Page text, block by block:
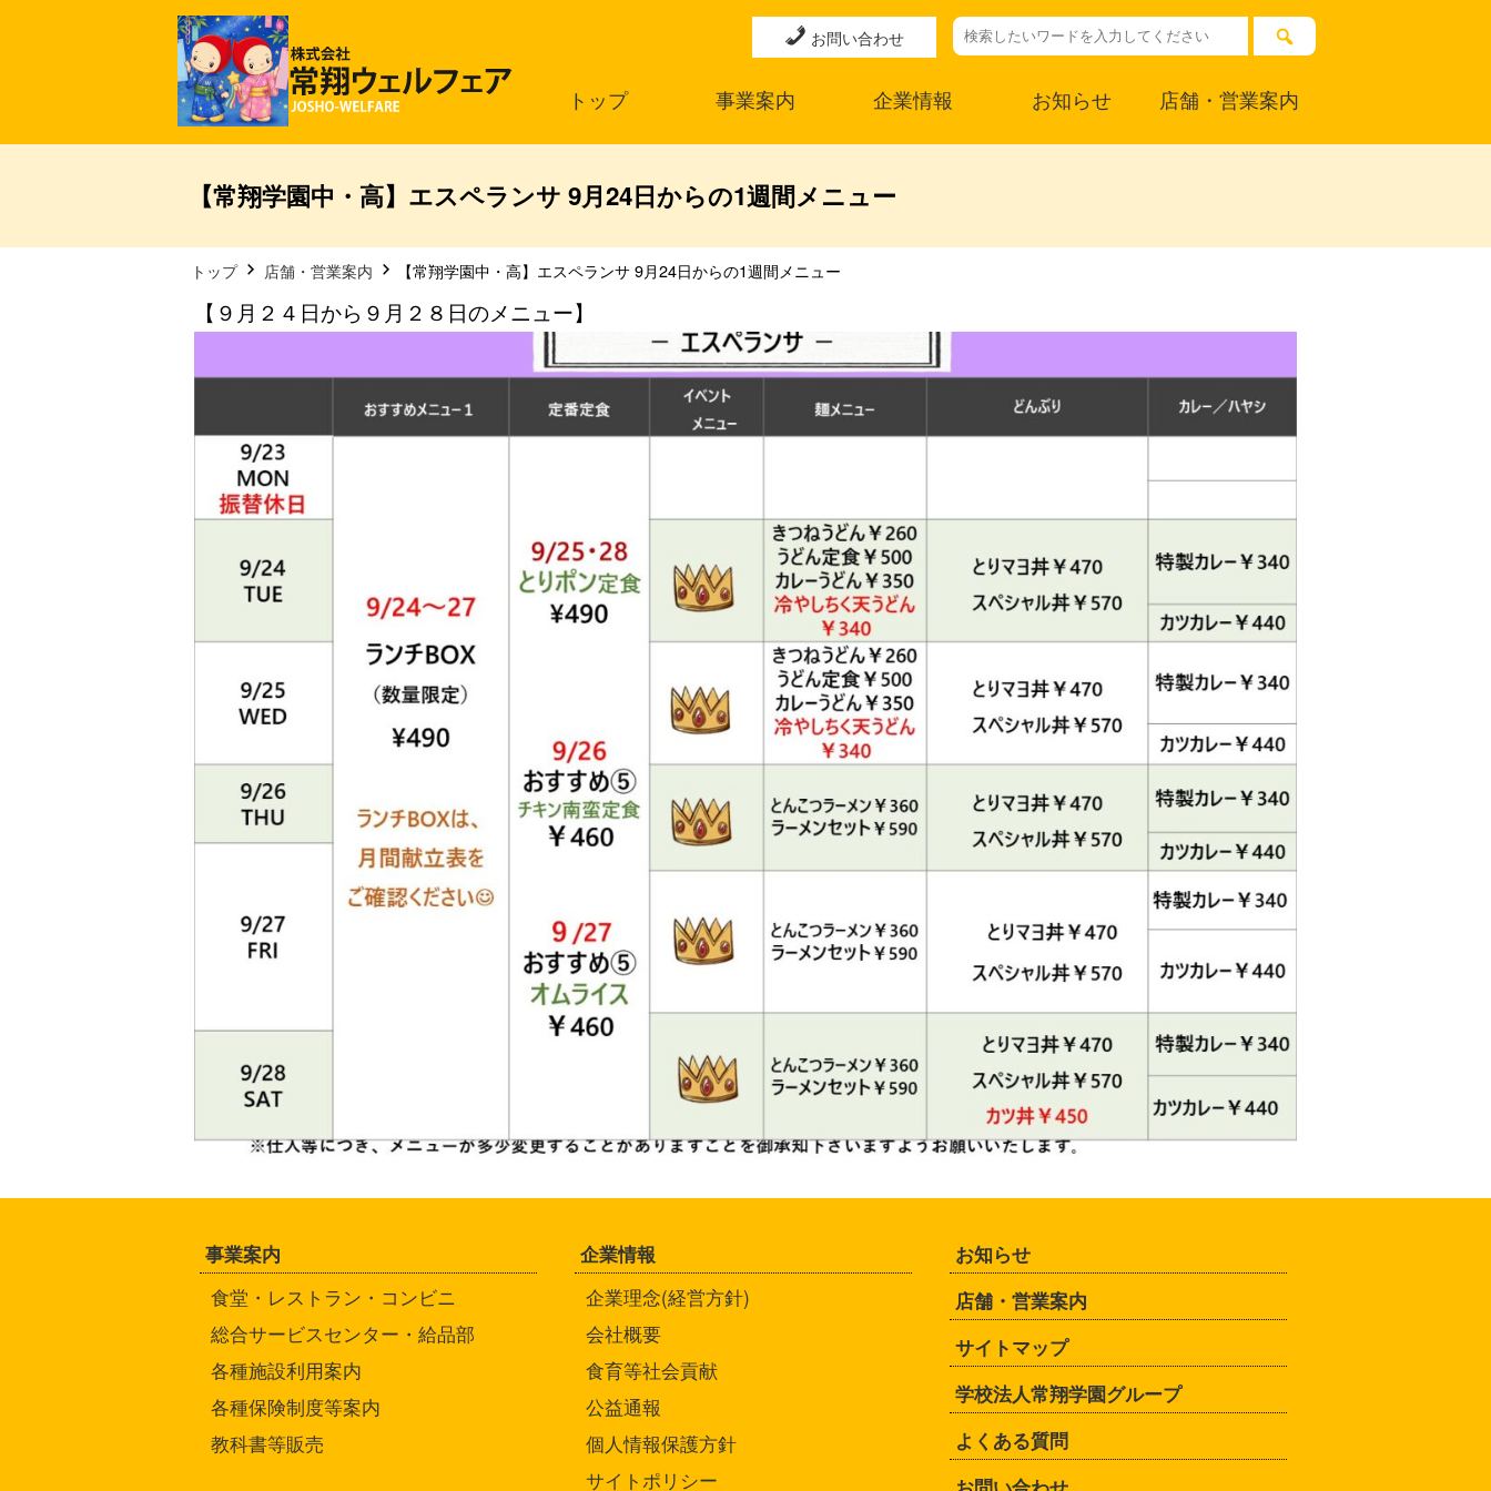
お問い合わせ
トップ 事業案内 企業情報 お知らせ 店舗・営業案内
【常翔学園中・高】エスペランサ 9月24日からの1週間メニュー
トップ 店舗・営業案内 【常翔学園中・高】エスペランサ 9月24日からの1週間メニュー
【９月２４日から９月２８日のメニュー】
事業案内
食堂・レストラン・コンビニ
総合サービスセンター・給品部
各種施設利用案内
各種保険制度等案内
教科書等販売
企業情報
企業理念(経営方針)
会社概要
食育等社会貢献
公益通報
個人情報保護方針
サイトポリシー
お知らせ
店舗・営業案内
サイトマップ
学校法人常翔学園グループ
よくある質問